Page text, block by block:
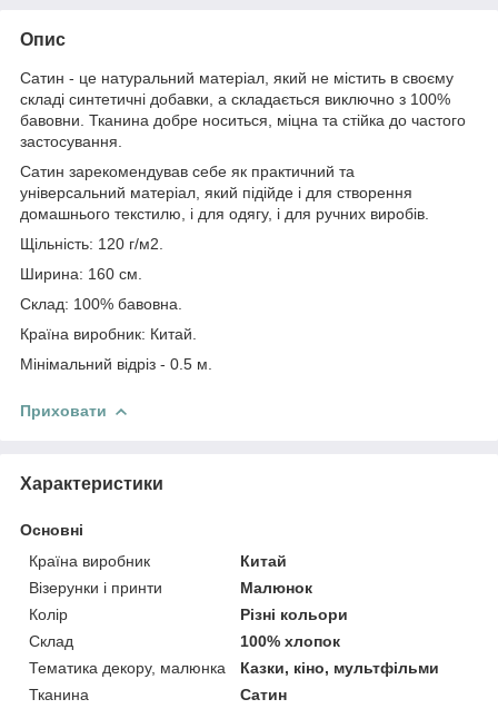
Опис
Сатин - це натуральний матеріал, який не містить в своєму
складі синтетичні добавки, а складається виключно з 100%
бавовни. Тканина добре носиться, міцна та стійка до частого
застосування.
Сатин зарекомендував себе як практичний та
універсальний матеріал, який підійде і для створення
домашнього текстилю, і для одягу, і для ручних виробів.
Щільність: 120 г/м2.
Ширина: 160 см.
Склад: 100% бавовна.
Країна виробник: Китай.
Мінімальний відріз - 0.5 м.
Приховати
Характеристики
Основні
Країна виробник
Китай
Візерунки і принти
Малюнок
Колір
Різні кольори
Склад
100% хлопок
Тематика декору, малюнка
Казки, кіно, мультфільми
Тканина
Сатин